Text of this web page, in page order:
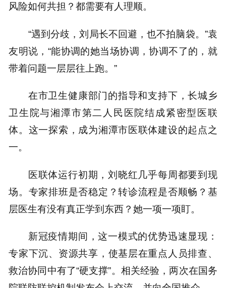
风险如何共担？都需要有人理顺。
“遇到分歧，刘局长不回避，也不拍脑袋。”袁
友明说，“能协调的她当场协调，协调不了的，就
带着问题一层层往上跑。”
在市卫生健康部门的指导和支持下，长城乡
卫生院与湘潭市第二人民医院结成紧密型医联
体。这一探索，成为湘潭市医联体建设的起点之
一。
医联体运行初期，刘晓红几乎每周都要到现
场。专家排班是否稳定？转诊流程是否顺畅？基
层医生有没有真正学到东西？她一项一项盯。
新冠疫情期间，这一模式的优势迅速显现：
专家下沉、资源共享，使基层在重点人员排查、
救治协同中有了“硬支撑”。相关经验，两次在国务